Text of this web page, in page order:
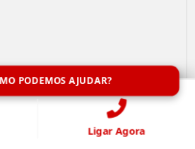
de Caixa de Água
PODEMOS AJUDAR?
Ligar Agora